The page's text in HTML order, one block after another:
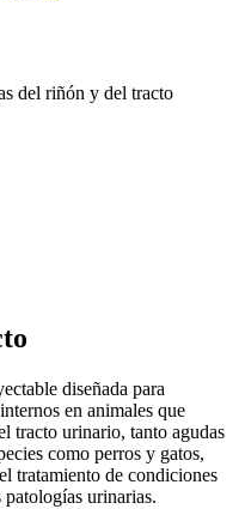
del riñón y del tracto
diseñada para
en animales que
tracto urinario, tanto agudas
como perros y gatos,
tratamiento de condiciones
urinarias.